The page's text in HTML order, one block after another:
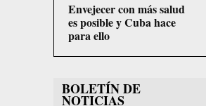
Envejecer con más salud
es posible y Cuba hace
para ello
BOLETÍN DE
NOTICIAS